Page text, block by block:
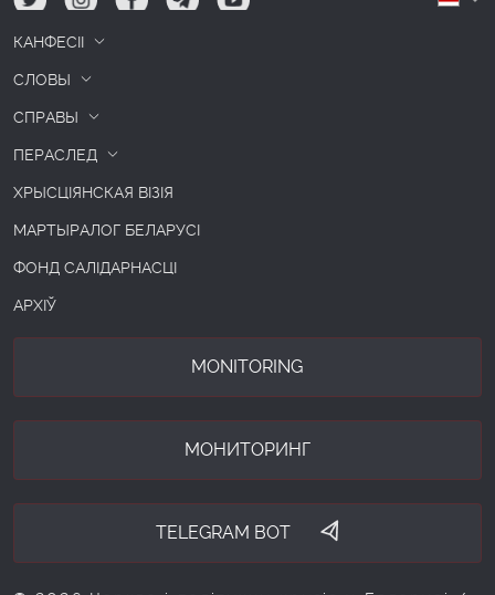
КАНФЕСІІ
СЛОВЫ
СПРАВЫ
ПЕРАСЛЕД
ХРЫСЦІЯНСКАЯ ВІЗІЯ
МАРТЫРАЛОГ БЕЛАРУСІ
ФОНД САЛІДАРНАСЦІ
АРХІЎ
MONITORING
МОНИТОРИНГ
TELEGRAM BOT